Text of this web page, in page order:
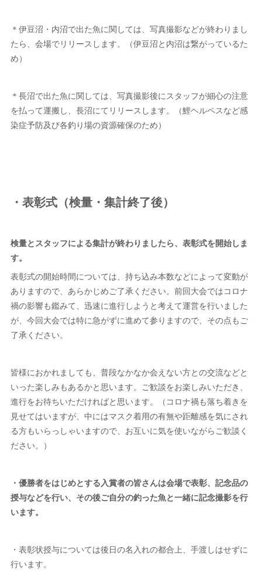
＊伊豆沼・内沼で出た魚に関しては、写真撮影などが終わりまし
たら、会場でリリースします。（伊豆沼と内沼は繋がっているた
め）
＊長沼で出た魚に関しては、写真撮影後にスタッフが細心の注意
を払って運搬し、長沼にてリリースします。（鯉ヘルペスなど感
染症予防及び各釣り場の資源確保のため）
・表彰式（検量・集計終了後）
検量とスタッフによる集計が終わりましたら、表彰式を開始しま
す。
表彰式の開始時間については、持ち込み本数などによって変動が
ありますので、あらかじめご了承ください。前回大会ではコロナ
禍の影響も鑑みて、迅速に進行しようと考えて運営を行いました
が、今回大会では特に急がずに進めて参りますので、その点もご
了承ください。
皆様におかれましても、普段なかなか会えない方との交流などと
いった楽しみもあるかと思います。ご歓談をお楽しみいただき、
進行をお待ちいただければと思います。（コロナ禍も落ち着きを
見せてはいますが、中にはマスク着用の有無や距離感を気にされ
る方もいらっしゃいますので、お互いに気を使いながらご歓談く
ださい。）
・優勝者をはじめとする入賞者の皆さんは会場で表彰、記念品の
授与などを行い、その後ご自分の釣った魚と一緒に記念撮影を行
います。
・表彰状授与については後日の名入れの都合上、手渡しはせずに
行います。